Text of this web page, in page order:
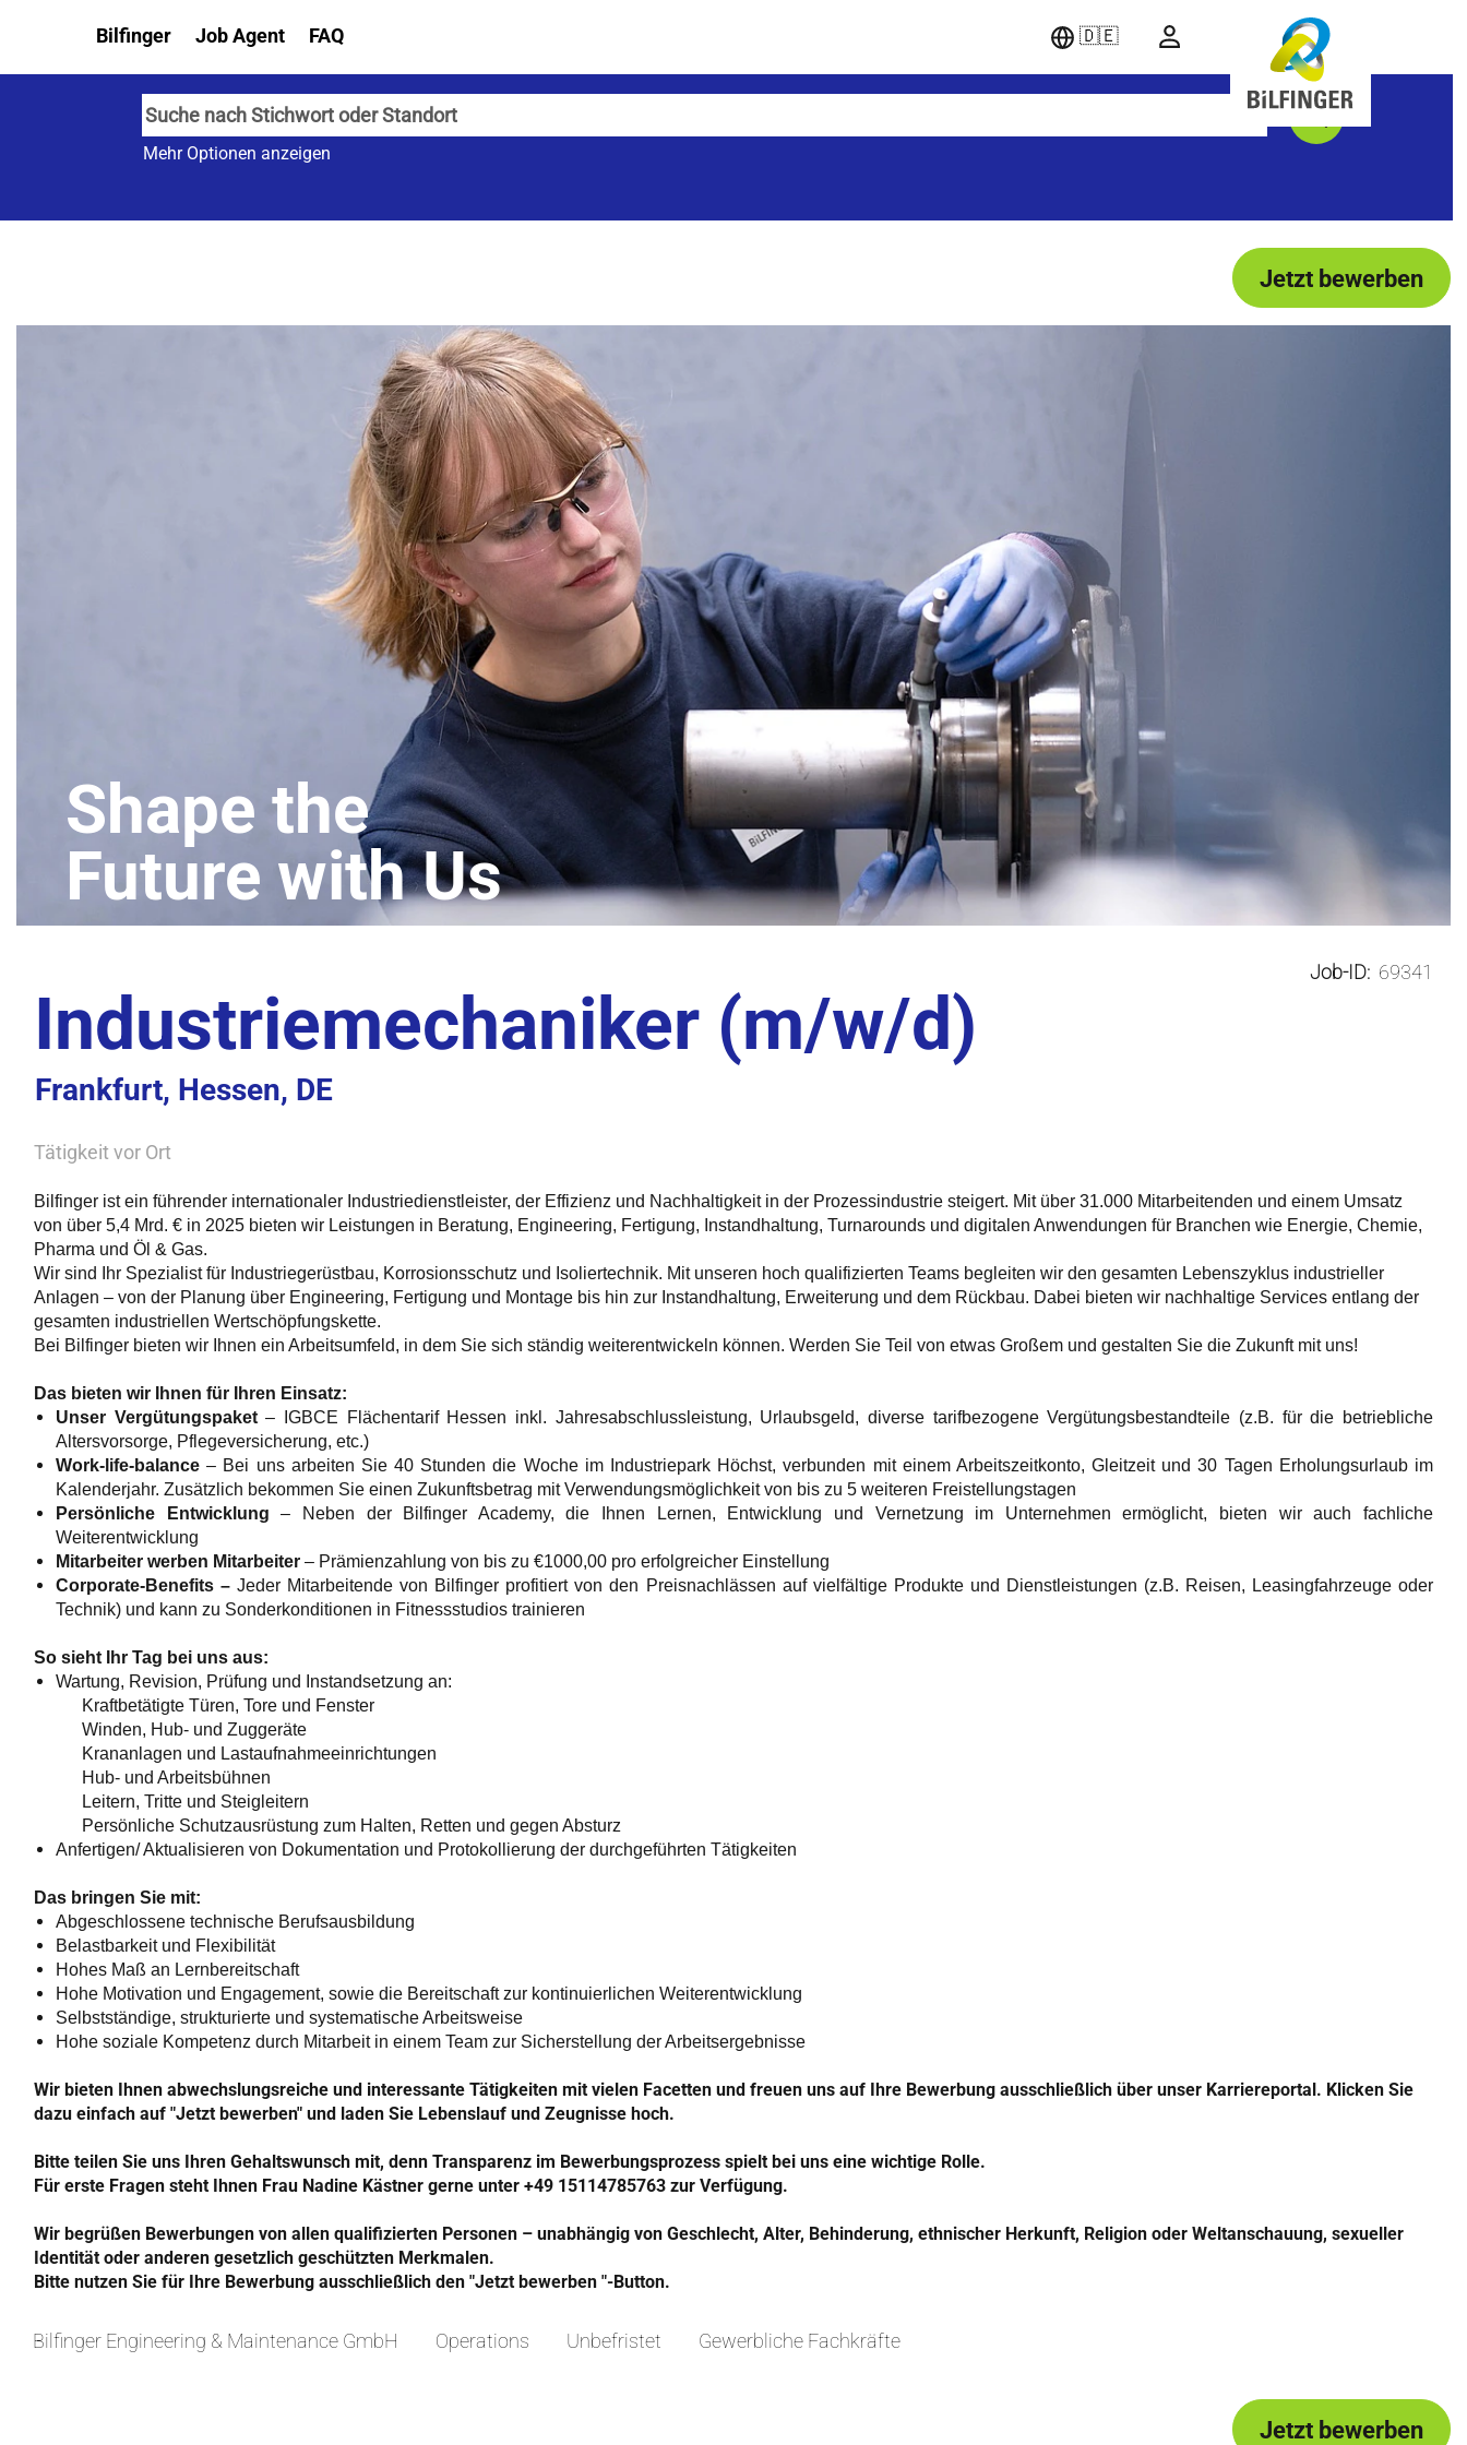
Bilfinger Job Agent FAQ 🇩🇪
Mehr Optionen anzeigen
Jetzt bewerben
Job-ID: 69341
Industriemechaniker (m/w/d)
Frankfurt, Hessen, DE
Tätigkeit vor Ort
Bilfinger ist ein führender internationaler Industriedienstleister, der Effizienz und Nachhaltigkeit in der Prozessindustrie steigert. Mit über 31.000 Mitarbeitenden und einem Umsatz
von über 5,4 Mrd. € in 2025 bieten wir Leistungen in Beratung, Engineering, Fertigung, Instandhaltung, Turnarounds und digitalen Anwendungen für Branchen wie Energie, Chemie,
Pharma und Öl & Gas.
Wir sind Ihr Spezialist für Industriegerüstbau, Korrosionsschutz und Isoliertechnik. Mit unseren hoch qualifizierten Teams begleiten wir den gesamten Lebenszyklus industrieller
Anlagen – von der Planung über Engineering, Fertigung und Montage bis hin zur Instandhaltung, Erweiterung und dem Rückbau. Dabei bieten wir nachhaltige Services entlang der
gesamten industriellen Wertschöpfungskette.
Bei Bilfinger bieten wir Ihnen ein Arbeitsumfeld, in dem Sie sich ständig weiterentwickeln können. Werden Sie Teil von etwas Großem und gestalten Sie die Zukunft mit uns!
Das bieten wir Ihnen für Ihren Einsatz:
Unser Vergütungspaket– IGBCE Flächentarif Hessen inkl. Jahresabschlussleistung, Urlaubsgeld, diverse tarifbezogene Vergütungsbestandteile (z.B. für die betriebliche
Altersvorsorge, Pflegeversicherung, etc.)
Work-life-balance – Bei uns arbeiten Sie 40 Stunden die Woche im Industriepark Höchst, verbunden mit einem Arbeitszeitkonto, Gleitzeit und 30 Tagen Erholungsurlaub im
Kalenderjahr. Zusätzlich bekommen Sie einen Zukunftsbetrag mit Verwendungsmöglichkeit von bis zu 5 weiteren Freistellungstagen
Persönliche Entwicklung–
Neben der Bilfinger Academy, die Ihnen Lernen, Entwicklung und Vernetzung im Unternehmen ermöglicht, bieten wir auch fachliche
Weiterentwicklung
Mitarbeiter werben Mitarbeiter – Prämienzahlung von bis zu €1000,00 pro erfolgreicher Einstellung
Corporate-Benefits –Jeder Mitarbeitende von Bilfinger profitiert von den Preisnachlässen auf vielfältige Produkte und Dienstleistungen (z.B. Reisen, Leasingfahrzeuge oder
Technik) und kann zu Sonderkonditionen in Fitnessstudios trainieren
So sieht Ihr Tag bei uns aus:
Wartung, Revision, Prüfung und Instandsetzung an:
Kraftbetätigte Türen, Tore und Fenster
Winden, Hub- und Zuggeräte
Krananlagen und Lastaufnahmeeinrichtungen
Hub- und Arbeitsbühnen
Leitern, Tritte und Steigleitern
Persönliche Schutzausrüstung zum Halten, Retten und gegen Absturz
Anfertigen/ Aktualisieren von Dokumentation und Protokollierung der durchgeführten Tätigkeiten
Das bringen Sie mit:
Abgeschlossene technische Berufsausbildung
Belastbarkeit und Flexibilität
Hohes Maß an Lernbereitschaft
Hohe Motivation und Engagement, sowie die Bereitschaft zur kontinuierlichen Weiterentwicklung
Selbstständige, strukturierte und systematische Arbeitsweise
Hohe soziale Kompetenz durch Mitarbeit in einem Team zur Sicherstellung der Arbeitsergebnisse
Wir bieten Ihnen abwechslungsreiche und interessante Tätigkeiten mit vielen Facetten und freuen uns auf Ihre Bewerbung ausschließlich über unser Karriereportal. Klicken Sie
dazu einfach auf "Jetzt bewerben" und laden Sie Lebenslauf und Zeugnisse hoch.
Bitte teilen Sie uns Ihren Gehaltswunsch mit, denn Transparenz im Bewerbungsprozess spielt bei uns eine wichtige Rolle.
Für erste Fragen steht Ihnen Frau Nadine Kästner gerne unter +49 15114785763 zur Verfügung.
Wir begrüßen Bewerbungen von allen qualifizierten Personen – unabhängig von Geschlecht, Alter, Behinderung, ethnischer Herkunft, Religion oder Weltanschauung, sexueller
Identität oder anderen gesetzlich geschützten Merkmalen.
Bitte nutzen Sie für Ihre Bewerbung ausschließlich den "Jetzt bewerben "-Button.
Bilfinger Engineering & Maintenance GmbH Operations Unbefristet Gewerbliche Fachkräfte
Jetzt bewerben